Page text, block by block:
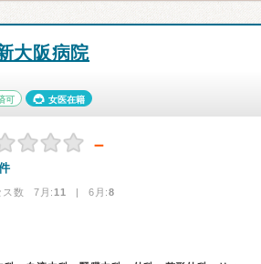
大阪病院
可 女医在籍
－
ス数 7月:11 | 6月:8